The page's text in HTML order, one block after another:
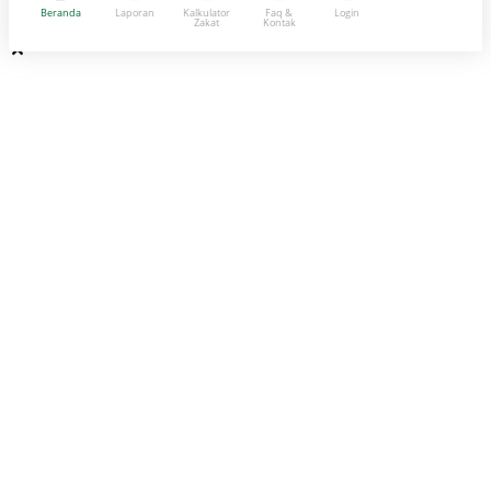
Beranda Laporan Kalkulator
Zakat
Faq &
Kontak
Login